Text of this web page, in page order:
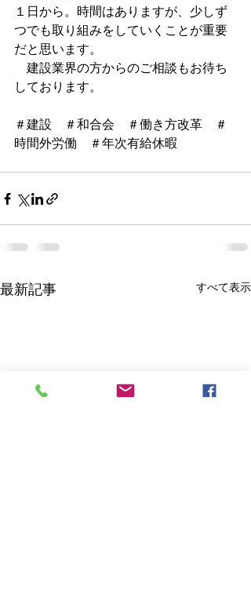
１日から。時間はありますが、少しず
つでも取り組みをしていくことが重要
だと思います。
建設業界の方からのご相談もお待ち
しております。
＃建設　＃和合会　＃働き方改革　＃
時間外労働　＃年次有給休暇
最新記事 すべて表示